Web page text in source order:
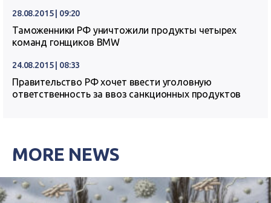
28.08.2015 | 09:20
Таможенники РФ уничтожили продукты четырех
команд гонщиков BMW
24.08.2015 | 08:33
Правительство РФ хочет ввести уголовную
ответственность за ввоз санкционных продуктов
MORE NEWS